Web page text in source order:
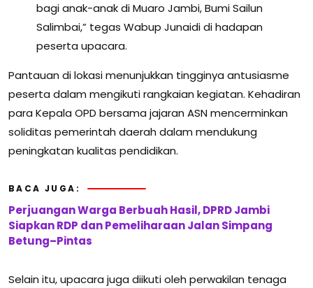
bagi anak-anak di Muaro Jambi, Bumi Sailun
Salimbai,” tegas Wabup Junaidi di hadapan
peserta upacara.
Pantauan di lokasi menunjukkan tingginya antusiasme
peserta dalam mengikuti rangkaian kegiatan. Kehadiran
para Kepala OPD bersama jajaran ASN mencerminkan
soliditas pemerintah daerah dalam mendukung
peningkatan kualitas pendidikan.
BACA JUGA:
Perjuangan Warga Berbuah Hasil, DPRD Jambi
Siapkan RDP dan Pemeliharaan Jalan Simpang
Betung–Pintas
Selain itu, upacara juga diikuti oleh perwakilan tenaga